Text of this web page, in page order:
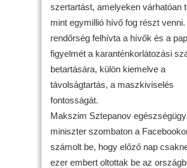
szertartást, amelyeken várhatóan
mint egymillió hívő fog részt venni.
rendőrség felhívta a hívők és a
figyelmét a karanténkorlátozási
betartására, külön kiemelve a
távolságtartás, a maszkiviselés
fontosságát.
Makszim Sztepanov
miniszter szombaton a
számolt be, hogy előző nap
ezer embert oltottak be az